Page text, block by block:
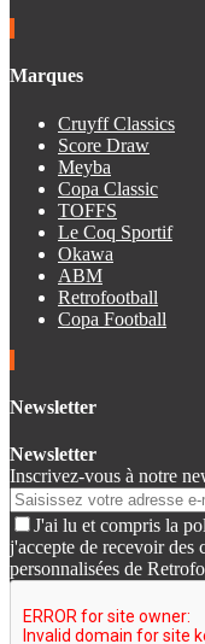
Marques
Cruyff Classics
Score Draw
Meyba
Copa Classic
TOFFS
Le Coq Sportif
Okawa
ABM
Retrofootball
Copa Football
Newsletter
Newsletter
Inscrivez-vous à notre
J'ai lu et compris la
j'accepte de recevoir des
personnalisées de